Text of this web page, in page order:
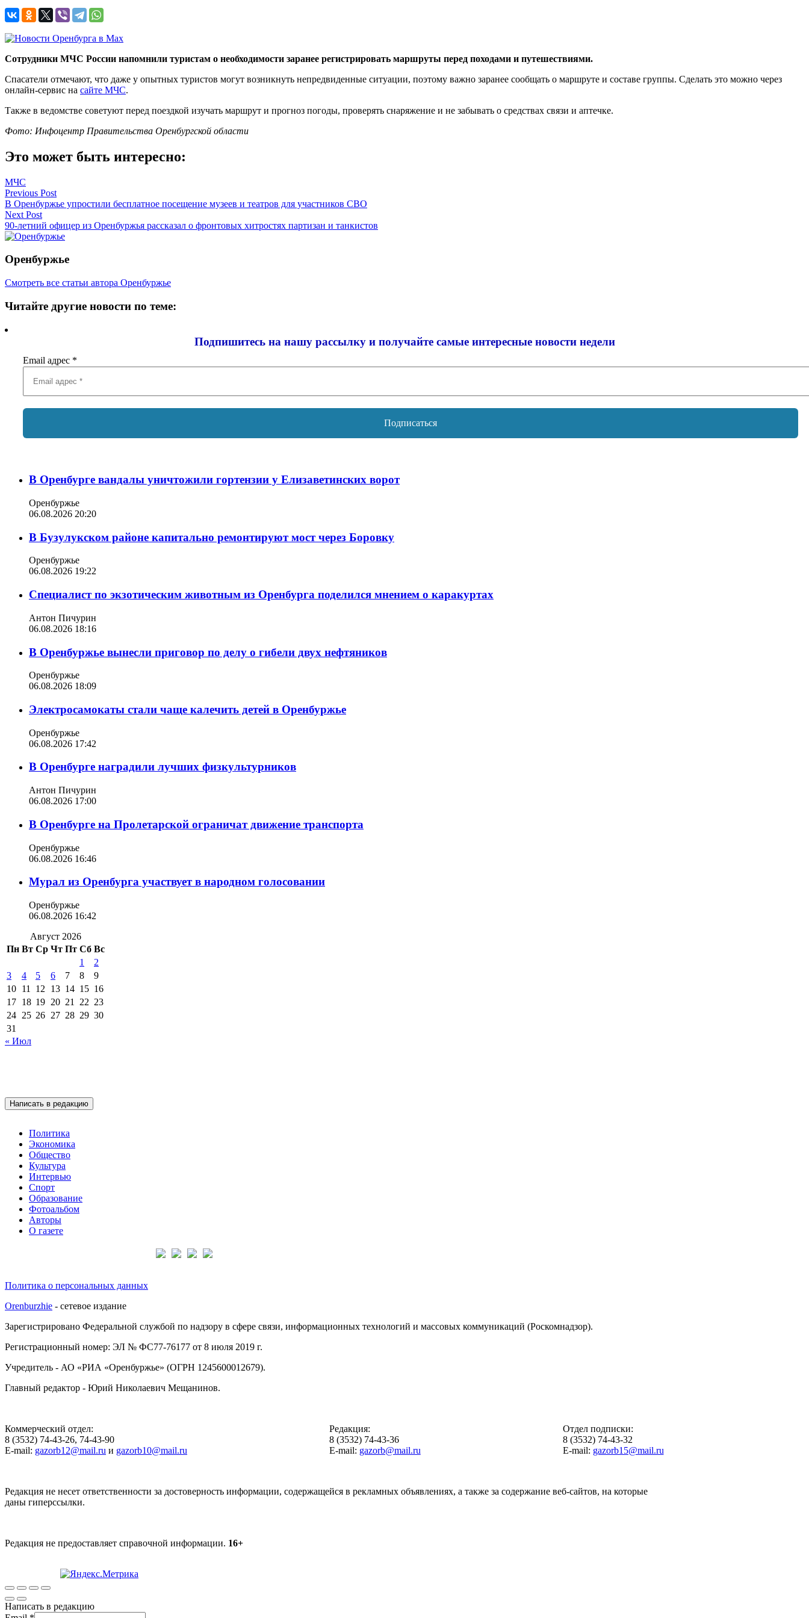
Сотрудники МЧС России напомнили туристам о необходимости заранее регистрировать маршруты перед походами и путешествиями.
Спасатели отмечают, что даже у опытных туристов могут возникнуть непредвиденные ситуации, поэтому важно заранее сообщать о маршруте и составе группы. Сделать это можно через
онлайн-сервис на сайте МЧС.
Также в ведомстве советуют перед поездкой изучать маршрут и прогноз погоды, проверять снаряжение и не забывать о средствах связи и аптечке.
Фото: Инфоцентр Правительства Оренбургской области
Это может быть интересно:
МЧС
Навигация
по
записям
Previous Post
В Оренбуржье упростили бесплатное посещение музеев и театров для участников СВО
Next Post
90-летний офицер из Оренбуржья рассказал о фронтовых хитростях партизан и танкистов
Оренбуржье
Смотреть все статьи автора Оренбуржье
Читайте другие новости по теме:
Подпишитесь на нашу рассылку и получайте самые интересные новости недели
Email адрес *
В Оренбурге вандалы уничтожили гортензии у Елизаветинских ворот
Оренбуржье
06.08.2026 20:20
В Бузулукском районе капитально ремонтируют мост через Боровку
Оренбуржье
06.08.2026 19:22
Специалист по экзотическим животным из Оренбурга поделился мнением о каракуртах
Антон Пичурин
06.08.2026 18:16
В Оренбуржье вынесли приговор по делу о гибели двух нефтяников
Оренбуржье
06.08.2026 18:09
Электросамокаты стали чаще калечить детей в Оренбуржье
Оренбуржье
06.08.2026 17:42
В Оренбурге наградили лучших физкультурников
Антон Пичурин
06.08.2026 17:00
В Оренбурге на Пролетарской ограничат движение транспорта
Оренбуржье
06.08.2026 16:46
Мурал из Оренбурга участвует в народном голосовании
Оренбуржье
06.08.2026 16:42
Август 2026
Пн Вт Ср Чт Пт Сб Вс
1
2
3
4 5 6 7 8
9
10 11 12 13 14 15 16
17 18 19 20 21 22 23
24 25 26 27 28 29 30
31
« Июл
Написать в редакцию
Политика
Экономика
Общество
Культура
Интервью
Спорт
Образование
Фотоальбом
Авторы
О газете
Политика о персональных данных
Orenburzhie - сетевое издание
Зарегистрировано Федеральной службой по надзору в сфере связи, информационных технологий и массовых коммуникаций (Роскомнадзор).
Регистрационный номер: ЭЛ № ФС77-76177 от 8 июля 2019 г.
Учредитель - АО «РИА «Оренбуржье» (ОГРН 1245600012679).
Главный редактор - Юрий Николаевич Мещанинов.
Коммерческий отдел:
8 (3532) 74-43-26, 74-43-90
E-mail: gazorb12@mail.ru и gazorb10@mail.ru
Редакция:
8 (3532) 74-43-36
E-mail: gazorb@mail.ru
Отдел подписки:
8 (3532) 74-43-32
E-mail: gazorb15@mail.ru
Редакция не несет ответственности за достоверность информации, содержащейся в рекламных объявлениях, а также за содержание веб-сайтов, на которые
даны гиперссылки.
Редакция не предоставляет справочной информации. 16+
Написать в редакцию